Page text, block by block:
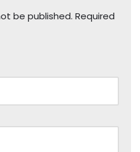
be published. Required